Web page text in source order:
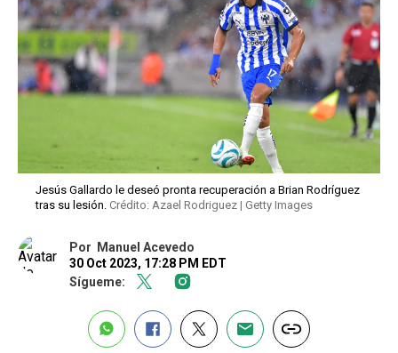
Jesús Gallardo le deseó pronta recuperación a Brian Rodríguez
tras su lesión. Crédito: Azael Rodriguez | Getty Images
Por
Manuel Acevedo
30 Oct 2023, 17:28 PM EDT
Sígueme: